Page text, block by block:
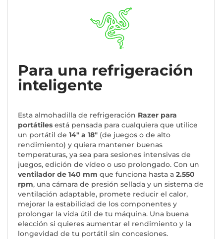
Para una refrigeración
inteligente
Esta almohadilla de refrigeración Razer para
portátiles está pensada para cualquiera que utilice
un portátil de 14" a 18" (de juegos o de alto
rendimiento) y quiera mantener buenas
temperaturas, ya sea para sesiones intensivas de
juegos, edición de vídeo o uso prolongado. Con un
ventilador de 140 mm que funciona hasta a 2.550
rpm, una cámara de presión sellada y un sistema de
ventilación adaptable, promete reducir el calor,
mejorar la estabilidad de los componentes y
prolongar la vida útil de tu máquina. Una buena
elección si quieres aumentar el rendimiento y la
longevidad de tu portátil sin concesiones.